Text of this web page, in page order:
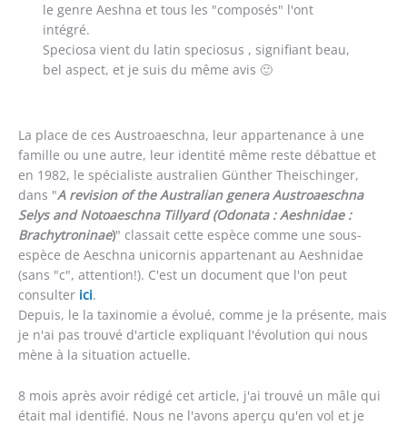
le genre Aeshna et tous les "composés" l'ont
intégré.
Speciosa vient du latin speciosus , signifiant beau,
bel aspect, et je suis du même avis 🙂
La place de ces Austroaeschna, leur appartenance à une
famille ou une autre, leur identité même reste débattue et
en 1982, le spécialiste australien Günther Theischinger,
dans "A revision of the Australian genera Austroaeschna
Selys and Notoaeschna Tillyard (Odonata : Aeshnidae :
Brachytroninae)" classait cette espèce comme une sous-
espèce de Aeschna unicornis appartenant au Aeshnidae
(sans "c", attention!). C'est un document que l'on peut
consulter ici.
Depuis, le la taxinomie a évolué, comme je la présente, mais
je n'ai pas trouvé d'article expliquant l'évolution qui nous
mène à la situation actuelle.
8 mois après avoir rédigé cet article, j'ai trouvé un mâle qui
était mal identifié. Nous ne l'avons aperçu qu'en vol et je